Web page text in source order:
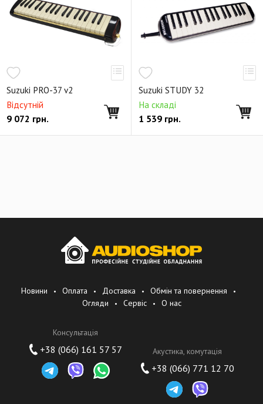
Suzuki PRO-37 v2
Відсутній
9 072 грн.
Suzuki STUDY 32
На складі
1 539 грн.
Новини Оплата Доставка
Обмін та повернення
Огляди
Сервіс О нас
Консультація
+38 (066) 161 57 57 Акустика, комутація
+38 (066) 771 12 70